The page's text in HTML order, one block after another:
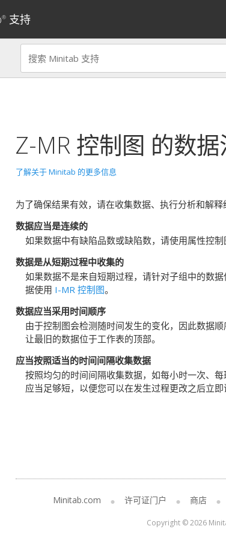
® 支持
Z-MR 控制图 的数
了解关于 Minitab 的更多信息
为了确保结果有效，请在收集数据、执行分析和解释
数据应当是连续的
如果数据中有缺陷品数或缺陷数，请使用属性控制
数据是从短期过程中收集的
如果数据不是来自短期过程，请针对子组中的数据
据使用 I-MR 控制图。
数据应当采用时间顺序
由于控制图会检测随时间发生的变化，因此数据
让最旧的数据位于工作表的顶部。
应当按照适当的时间间隔收集数据
按照均匀的时间间隔收集数据，如每小时一次、
应当足够短，以便您可以在发生过程更改之后立即
Minitab.com 许可证门户 商店
Copyright © 2026